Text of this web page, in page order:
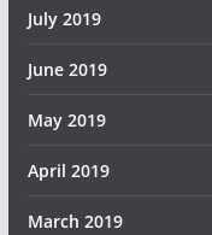
July 2019
June 2019
May 2019
April 2019
March 2019